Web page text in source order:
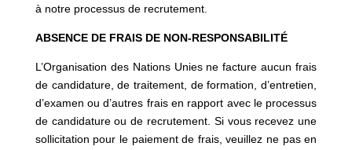
à notre processus de recrutement.
ABSENCE DE FRAIS DE NON-RESPONSABILITÉ
L’Organisation des Nations Unies ne facture aucun frais
de candidature, de traitement, de formation, d’entretien,
d’examen ou d’autres frais en rapport avec le processus
de candidature ou de recrutement. Si vous recevez une
sollicitation pour le paiement de frais, veuillez ne pas en